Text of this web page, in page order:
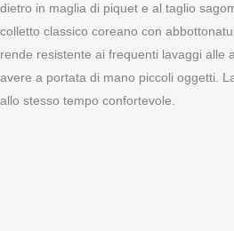
dietro in maglia di piquet e al taglio
colletto classico coreano con
rende resistente ai frequenti lavaggi alle
avere a portata di mano piccoli oggetti.
allo stesso tempo confortevole.